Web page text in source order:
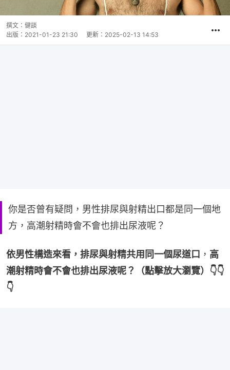
撰文： 健談
出版： 2021-01-23 21:30 更新： 2025-02-13 14:53
你是否曾有疑問，男性排尿與射精出口都是同一個地
方，高潮射精時會不會也排出尿液呢？
依男性構造來看，排尿與射精共用同一個尿道口 ， 高
潮射精時會不會也排出尿液呢？（點擊放大瀏覽）👇👇
👇